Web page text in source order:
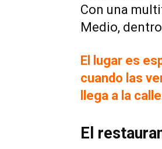
Con una
Medio,
El lugar es
cuando las
llega a la
El